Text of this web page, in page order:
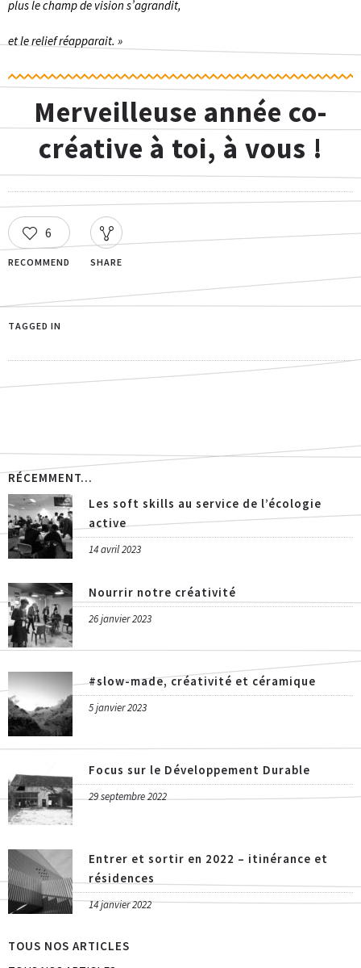
plus le champ de vision s’agrandit,
et le relief réapparait. »
Merveilleuse année co-
créative à toi, à vous !
6
RECOMMEND SHARE
TAGGED IN
RÉCEMMENT...
Les soft skills au service de l’écologie
active
14 avril 2023
Nourrir notre créativité
26 janvier 2023
#slow-made, créativité et céramique
5 janvier 2023
Focus sur le Développement Durable
29 septembre 2022
Entrer et sortir en 2022 – itinérance et
résidences
14 janvier 2022
TOUS NOS ARTICLES